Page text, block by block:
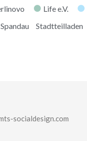
Life e.V.
Stadtteilladen
socialdesign.com